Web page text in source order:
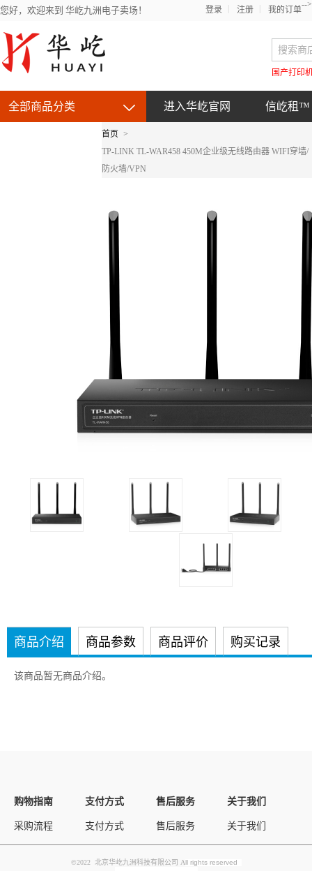
您好，欢迎来到 华屹九洲电子卖场！
-->
登录 注册 我的订单
国产打印
全部商品分类 进入华屹官网 信屹租™
首页 >
TP-LINK TL-WAR458 450M企业级无线路由器 WIFI穿墙/
防火墙/VPN
商品介绍 商品参数 商品评价 购买记录
该商品暂无商品介绍。
购物指南
采购流程
支付方式
支付方式
售后服务
售后服务
关于我们
关于我们
©2022 北京华屹九洲科技有限公司 All rights reserved